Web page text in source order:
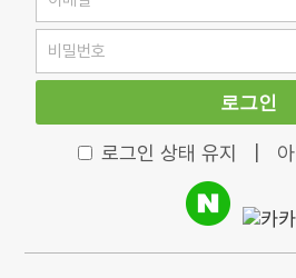
로그인
로그인 상태 유지